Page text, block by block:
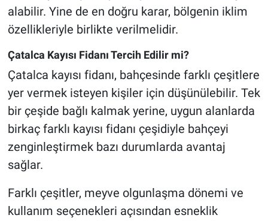
alabilir. Yine de en doğru karar, bölgenin iklim
özellikleriyle birlikte verilmelidir.
Çatalca Kayısı Fidanı Tercih Edilir mi?
Çatalca kayısı fidanı, bahçesinde farklı çeşitlere
yer vermek isteyen kişiler için düşünülebilir. Tek
bir çeşide bağlı kalmak yerine, uygun alanlarda
birkaç farklı kayısı fidanı çeşidiyle bahçeyi
zenginleştirmek bazı durumlarda avantaj
sağlar.
Farklı çeşitler, meyve olgunlaşma dönemi ve
kullanım seçenekleri açısından esneklik